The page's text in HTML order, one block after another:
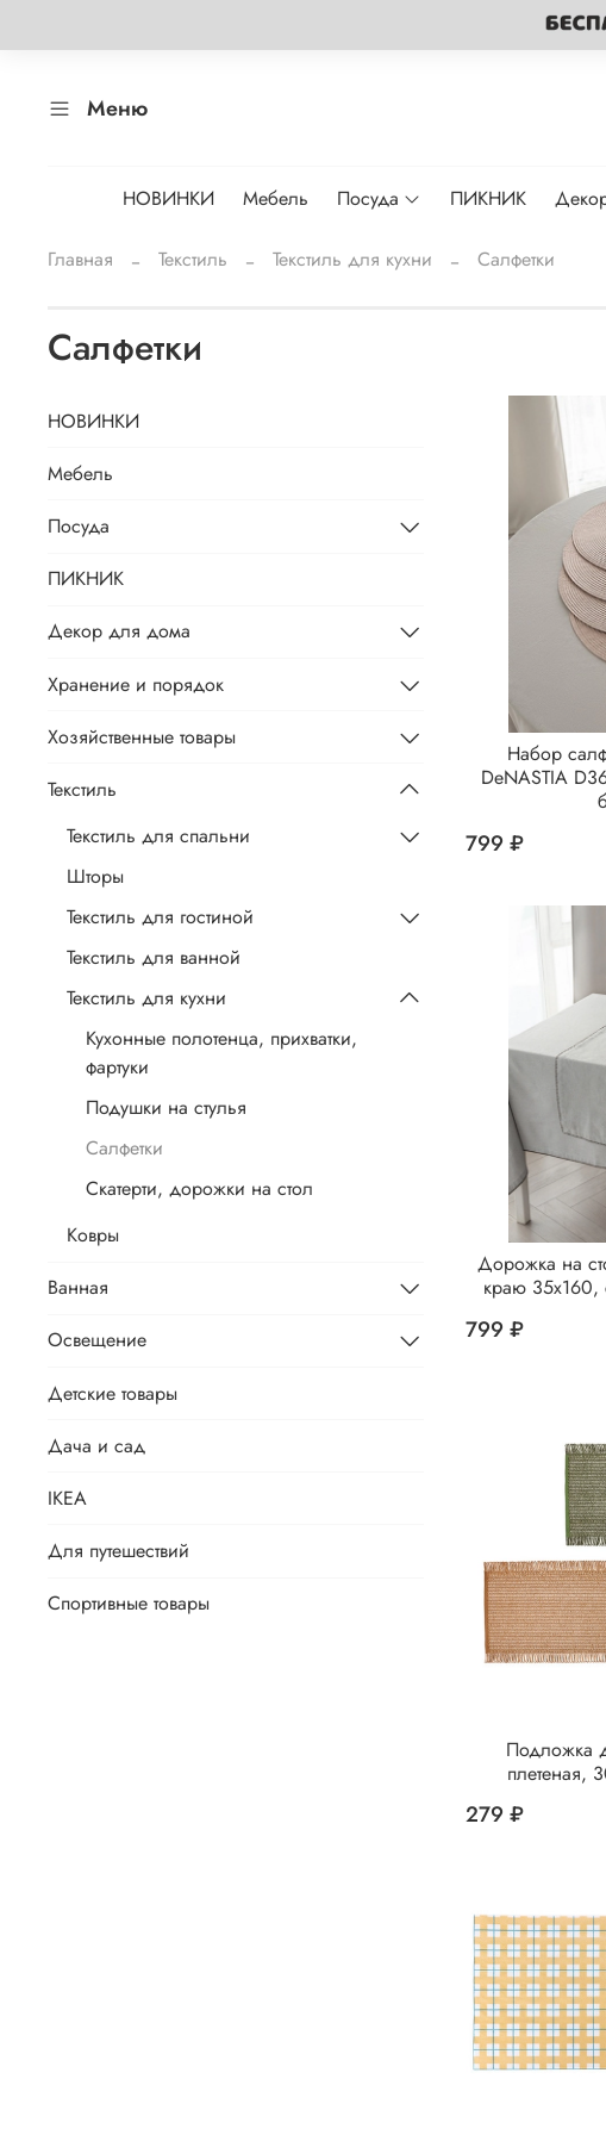
Меню
НОВИНКИ Мебель Посуда ПИКНИК
Главная Текстиль Текстиль для кухни Салфетки
Салфетки
Набор
DeNASTIA
799 ₽
Дорожка на
краю 35x160,
799 ₽
Подложка
плетеная,
279 ₽
НОВИНКИ
Мебель
Посуда
ПИКНИК
Декор для дома
Хранение и порядок
Хозяйственные товары
Текстиль
Текстиль для спальни
Шторы
Текстиль для гостиной
Текстиль для ванной
Текстиль для кухни
Кухонные полотенца, прихватки,
фартуки
Подушки на стулья
Салфетки
Скатерти, дорожки на стол
Ковры
Ванная
Освещение
Детские товары
Дача и сад
IKEA
Для путешествий
Спортивные товары